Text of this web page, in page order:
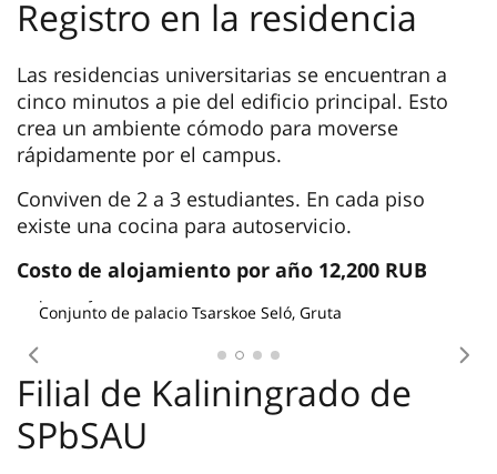
áreas de interés, se celebran fiestas nacionales
de diferentes pueblos junto con un centro de
iniciativas juveniles y congresos
internacionales en diversas ramas de la
ciencia. A ellos asisten profesores de las
principales universidades extranjeras, así
como estudiantes de nuestra universidad.
¡Me alegro de haber elegido SPbSAU!
Registro en la residencia
Las residencias universitarias se encuentran a
cinco minutos a pie del edificio principal. Esto
crea un ambiente cómodo para moverse
rápidamente por el campus.
Conviven de 2 a 3 estudiantes. En cada piso